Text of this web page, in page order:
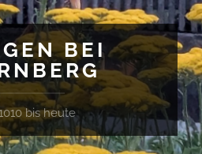
BEI
bis heute